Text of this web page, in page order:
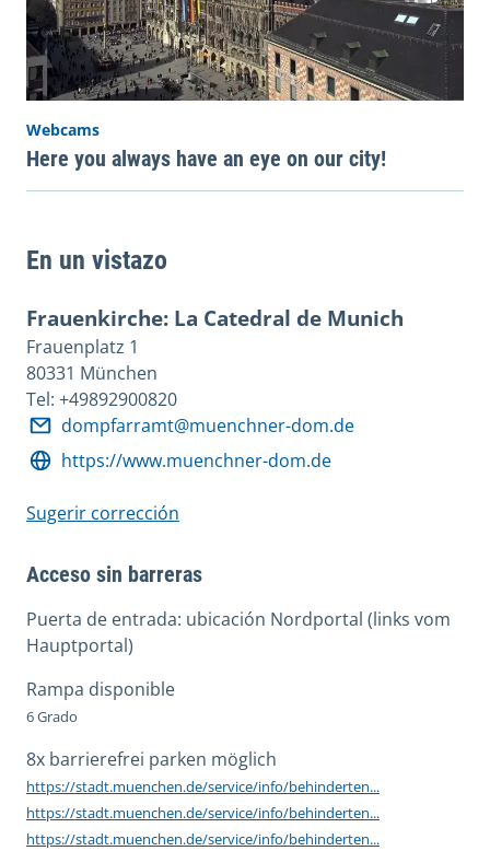
Webcams
Here you always have an eye on our city!
En un vistazo
Frauenkirche: La Catedral de Munich
Frauenplatz 1
80331 München
Tel: +49892900820
dompfarramt@muenchner-dom.de
https://www.muenchner-dom.de
Sugerir corrección
Acceso sin barreras
Puerta de entrada: ubicación Nordportal (links vom
Hauptportal)
Rampa disponible
6 Grado
8x barrierefrei parken möglich
https://stadt.muenchen.de/service/info/behinderten...
https://stadt.muenchen.de/service/info/behinderten...
https://stadt.muenchen.de/service/info/behinderten...